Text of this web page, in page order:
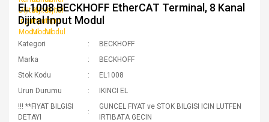
EL1008 BECKHOFF EtherCAT Terminal, 8 Kanal
Dijital Input Modul
Kategori
BECKHOFF
Marka
BECKHOFF
Stok Kodu
EL1008
Urun Durumu
IKINCI EL
!!! **FIYAT BILGISI
DETAYI
GUNCEL FIYAT ve STOK BILGISI ICIN LUTFEN
IRTIBATA GECIN